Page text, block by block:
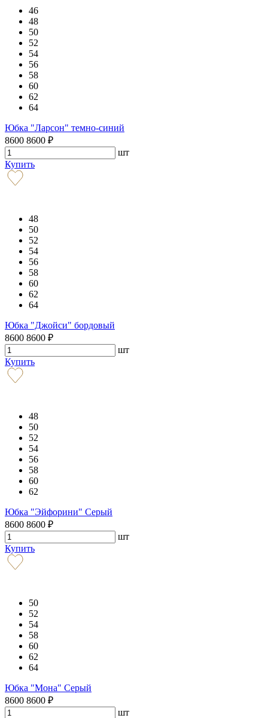
46
48
50
52
54
56
58
60
62
64
Юбка "Ларсон" темно-синий
8600 8600 ₽
шт
Купить
48
50
52
54
56
58
60
62
64
Юбка "Джойси" бордовый
8600 8600 ₽
шт
Купить
48
50
52
54
56
58
60
62
Юбка "Эйфорини" Серый
8600 8600 ₽
шт
Купить
50
52
54
58
60
62
64
Юбка "Мона" Серый
8600 8600 ₽
шт